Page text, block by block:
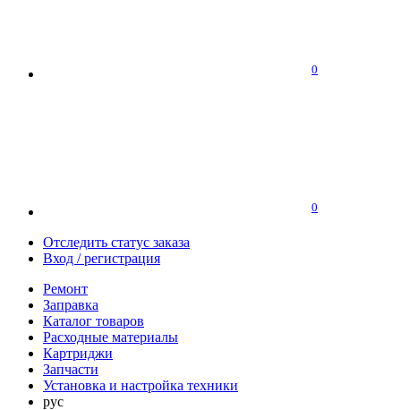
0
0
Отследить статус заказа
Вход / регистрация
Ремонт
Заправка
Каталог товаров
Расходные материалы
Картриджи
Запчасти
Установка и настройка техники
рус